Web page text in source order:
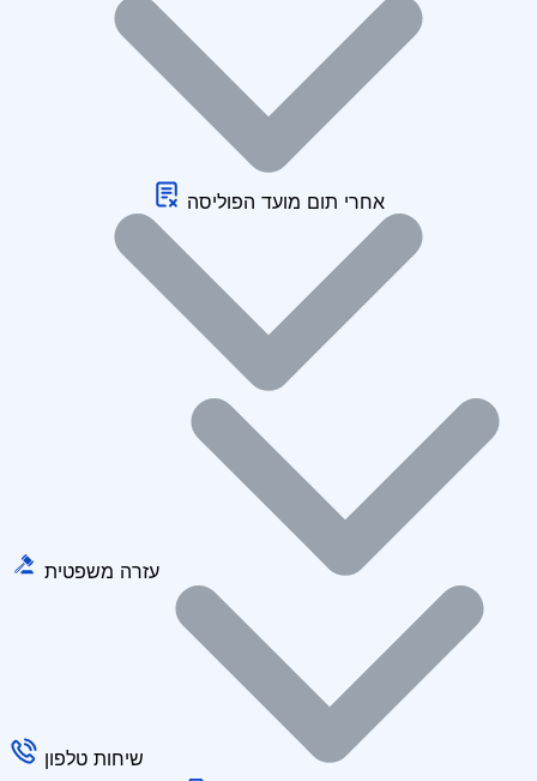
אחרי תום מועד הפוליסה